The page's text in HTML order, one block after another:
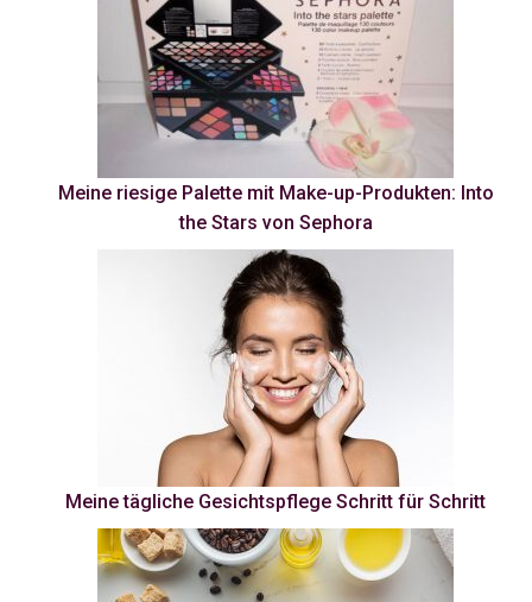
Meine riesige Palette mit Make-up-Produkten: Into
the Stars von Sephora
Meine tägliche Gesichtspflege Schritt für Schritt